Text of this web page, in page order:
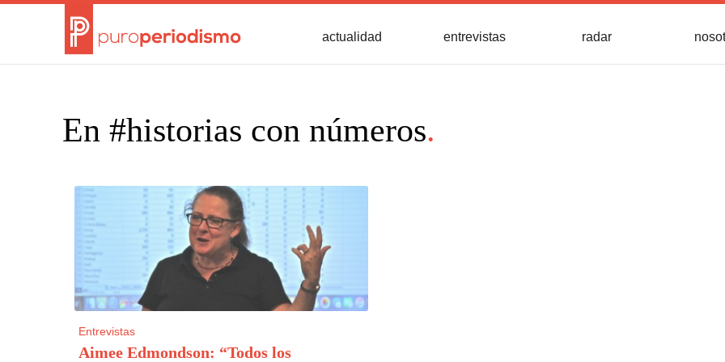
actualidad entrevistas radar
En #historias con números.
Entrevistas
Aimee Edmondson: “Todos los